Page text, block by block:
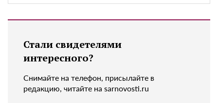
Стали свидетелями
интересного?
Снимайте на телефон, присылайте в
редакцию, читайте на sarnovosti.ru